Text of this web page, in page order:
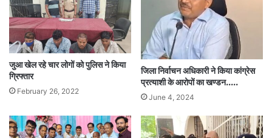
जुआ खेल रहे चार लोगों को पुलिस ने किया
ग्रिफ्तार
February 26, 2022
जिला निर्वाचन अधिकारी ने किया कांग्रेस
प्रत्याशी के आरोपों का खण्डन…..
June 4, 2024